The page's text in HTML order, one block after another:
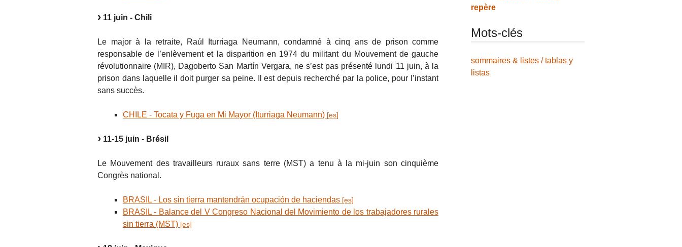
11 juin - Chili
Le major à la retraite, Raúl Iturriaga Neumann, condamné à cinq ans de prison comme
responsable de l’enlèvement et la disparition en 1974 du militant du Mouvement de gauche
révolutionnaire (MIR), Dagoberto San Martín Vergara, ne s’est pas présenté lundi 11 juin, à la
prison dans laquelle il doit purger sa peine. Il est depuis recherché par la police, pour l’instant
sans succès.
CHILE - Tocata y Fuga en Mi Mayor (Iturriaga Neumann)
11-15 juin - Brésil
Le Mouvement des travailleurs ruraux sans terre (MST) a tenu à la mi-juin son cinquième
Congrès national.
BRASIL - Los sin tierra mantendrán ocupación de haciendas
BRASIL - Balance del V Congreso Nacional del Movimiento de los trabajadores rurales
sin tierra (MST)
repère
Mots-clés
sommaires & listes / tablas y
listas